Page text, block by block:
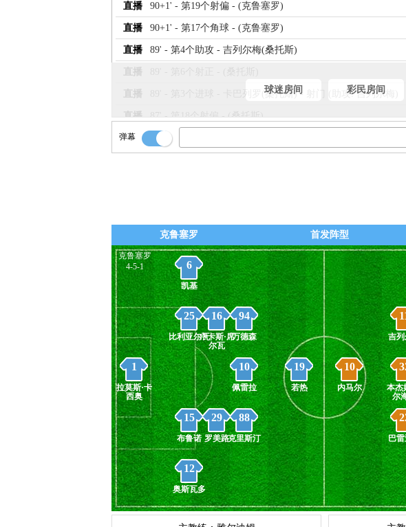
直播 90+1' - 第19个射偏 - (克鲁塞罗)
直播 90+1' - 第17个角球 - (克鲁塞罗)
直播 89' - 第4个助攻 - 吉列尔梅(桑托斯)
直播
直播 89' - 第3个进球 - 卡巴列罗(桑托斯) - 射门 (助攻: 吉列尔梅)
直播 87' - 第18个射偏 - (桑托斯)
直播 87' - 第17个射偏 - (桑托斯)
球迷房间 彩民房间
弹幕
克鲁塞罗 首发阵型
克鲁塞罗
4-5-1
吉列
本杰
尔
巴
10
内马尔
1
拉莫斯·卡
西奥
12
奥斯瓦多
15
布鲁诺
25
比利亚尔瓦
6
凯基
29
罗美路
16
卢卡斯·席
尔瓦
88
克里斯汀
10
佩雷拉
94
万德森
19
若热